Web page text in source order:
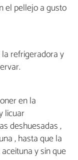
el pellejo a gusto
refrigeradora y
en la
licuar
deshuesadas ,
, hasta que la
y sin que